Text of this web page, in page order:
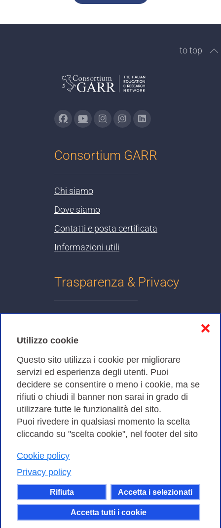
Utilizzo cookie
Questo sito utilizza i cookie per migliorare
servizi ed esperienza degli utenti. Puoi
decidere se consentire o meno i cookie, ma se
rifiuti o chiudi il banner non sarai in grado di
utilizzare tutte le funzionalità del sito.
Puoi rivedere in qualsiasi momento la scelta
cliccando su "scelta cookie", nel footer del sito
Cookie policy
Privacy policy
Rifiuta Accetta i selezionati
Accetta tutti i cookie
❌
to top
Consortium GARR
Chi siamo
Dove siamo
Contatti e posta certificata
Informazioni utili
Trasparenza & Privacy
Cookies Policy
Amministrazione trasparente
Bandi di Gara
Consortium GARR - Via dei Tizii, 6 - 00185 Roma | Tel.
| CF 97284570583 – PI 07577141000 | Codice
Destinatario 7EU9KEU |
Il contenuto di questo sito e' rilasciato, tranne dove
altrimenti indicato, secondo i termini della licenza
Creative Commons